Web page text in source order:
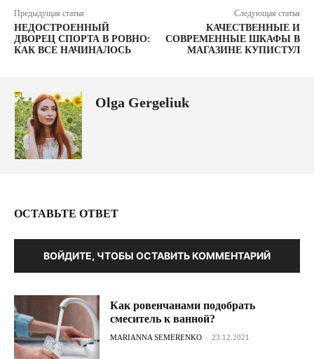
Предыдущая статья
НЕДОСТРОЕННЫЙ
ДВОРЕЦ СПОРТА В РОВНО:
КАК ВСЕ НАЧИНАЛОСЬ
Следующая статья
КАЧЕСТВЕННЫЕ И
СОВРЕМЕННЫЕ ШКАФЫ В
МАГАЗИНЕ КУПИСТУЛ
Olga Gergeliuk
ОСТАВЬТЕ ОТВЕТ
ВОЙДИТЕ, ЧТОБЫ ОСТАВИТЬ КОММЕНТАРИЙ
Как ровенчанами подобрать
смеситель к ванной?
MARIANNA SEMERENKO - 23.12.2021